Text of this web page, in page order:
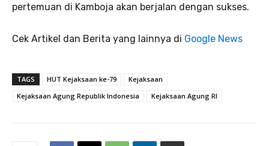
pertemuan di Kamboja akan berjalan dengan sukses.
Cek Artikel dan Berita yang lainnya di Google News
TAGS HUT Kejaksaan ke-79
Kejaksaan
Kejaksaan Agung Republik Indonesia
Kejaksaan Agung RI